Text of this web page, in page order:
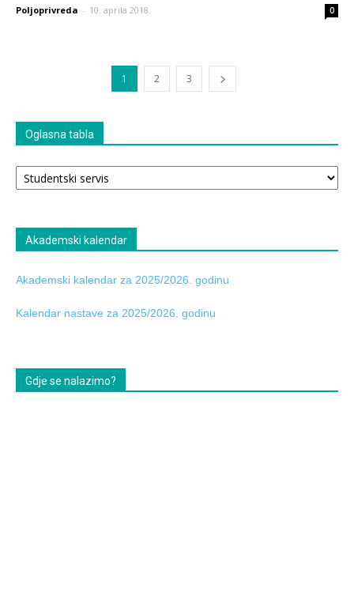
Poljoprivreda - 10. aprila 2018. 0
1 2 3
Oglasna tabla
Oglasna
tabla
Akademski kalendar
Akademski kalendar za 2025/2026. godinu
Kalendar nastave za 2025/2026. godinu
Gdje se nalazimo?